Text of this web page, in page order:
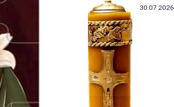
30.07.2026